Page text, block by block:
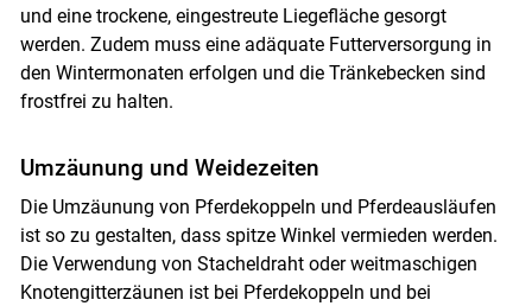
und eine trockene, eingestreute Liegefläche gesorgt
werden. Zudem muss eine adäquate Futterversorgung in
den Wintermonaten erfolgen und die Tränkebecken sind
frostfrei zu halten.
Umzäunung und Weidezeiten
Die Umzäunung von Pferdekoppeln und Pferdeausläufen
ist so zu gestalten, dass spitze Winkel vermieden werden.
Die Verwendung von Stacheldraht oder weitmaschigen
Knotengitterzäunen ist bei Pferdekoppeln und bei